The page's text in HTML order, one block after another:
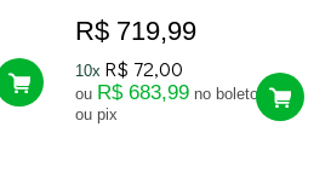
R$ 719,99
10x R$ 72,00
ou R$ 683,99 no boleto
ou pix